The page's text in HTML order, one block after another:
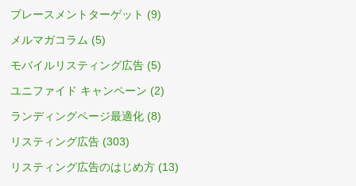
プレースメントターゲット (9)
メルマガコラム (5)
モバイルリスティング広告 (5)
ユニファイド キャンペーン (2)
ランディングページ最適化 (8)
リスティング広告 (303)
リスティング広告のはじめ方 (13)